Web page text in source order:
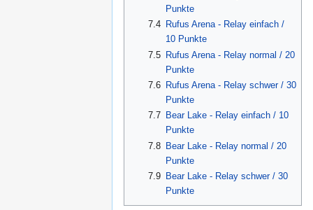
Punkte
7.4
Rufus Arena - Relay einfach /
10 Punkte
7.5 Rufus Arena - Relay normal / 20
Punkte
7.6
Rufus Arena - Relay schwer / 30
Punkte
7.7
Bear Lake - Relay einfach / 10
Punkte
7.8 Bear Lake - Relay normal / 20
Punkte
7.9
Bear Lake - Relay schwer / 30
Punkte